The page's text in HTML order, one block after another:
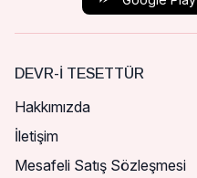
DEVR-I TESETTÜR
Hakkımızda
İletişim
Mesafeli Satış Sözleşmesi